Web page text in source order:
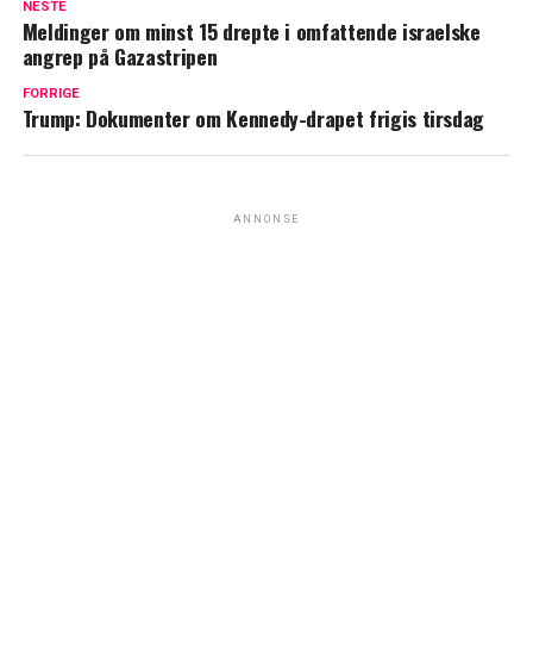
NESTE
Meldinger om minst 15 drepte i omfattende israelske
angrep på Gazastripen
FORRIGE
Trump: Dokumenter om Kennedy-drapet frigis tirsdag
ANNONSE